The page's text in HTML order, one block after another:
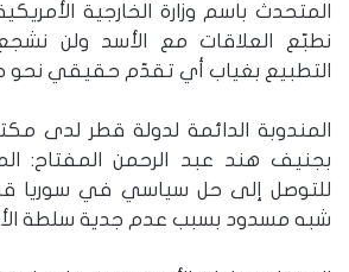
المتحدث باسم وزارة الخارجية
نطبّع العلاقات مع الأسد ولن
التطبيع بغياب أي تقدّم حقيقي
المندوبة الدائمة لدولة قطر لدى
بجنيف هند عبد الرحمن المفتاح:
للتوصل إلى حل سياسي في سوريا
شبه مسدود بسبب عدم جدية سلطة